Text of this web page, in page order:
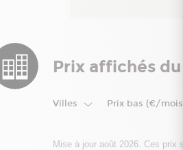
Prix affichés
Villes Prix bas (€/
Mise à jour août 2026. Ces prix